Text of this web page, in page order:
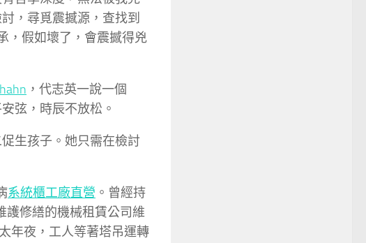
，尋覓震撼源，查找到
，假如壞了，會震撼得兇
，代志英一說一個
弦，時辰不放松。
生孩子。她只需在檢討
系統櫃工廠直營 。曾經持
護修繕的機械租賃公司維
年夜，工人等著塔吊運轉